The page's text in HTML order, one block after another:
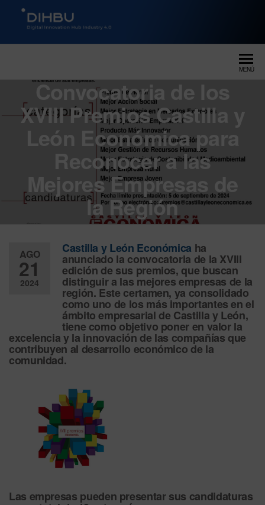
DIGITAL INNOVATION HUB
MENÚ
Convocatoria de los
XVIII Premios Castilla y
León Económica para
Reconocer a las
Mejores Empresas de
la Región
AGO
21
2024
Castilla y León Económica ha
anunciado la convocatoria de la XVIII
edición de sus premios, que buscan
distinguir a las mejores empresas de la
región. Este certamen, ya consolidado
como uno de los más importantes en el
ámbito empresarial de Castilla y León,
tiene como objetivo poner en valor la
excelencia y la innovación de las compañías que
contribuyen al desarrollo económico de la
comunidad.
Las empresas pueden presentar sus candidaturas